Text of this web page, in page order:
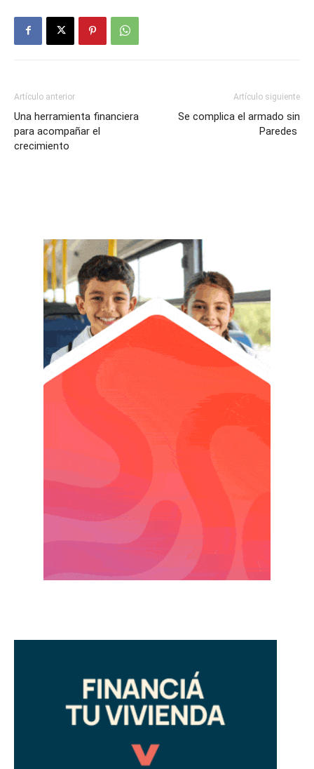
Artículo anterior
Una herramienta financiera
para acompañar el
crecimiento
Artículo siguiente
Se complica el armado sin
Paredes